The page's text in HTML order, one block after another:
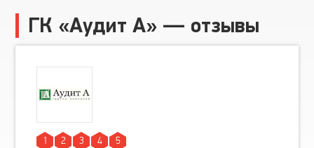
ГК «Аудит А» — отзывы
1 2 3 4 5